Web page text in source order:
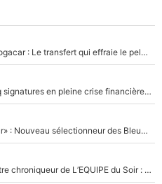
Paul Seixas chez UAE avec Tadej Pogacar : Le transfert qui effraie le peloton, «c’est la pire des choses qui puisse arriver»
Grégory Lorenzi doit renoncer à cinq signatures en pleine crise financière : L’IA propose sept noms à l’OM pour un mercato réussi... à seulement 5M€ !
«Plus grand, je ferai chauffeur-livreur» : Nouveau sélectionneur des Bleus, Zinédine Zidane s’était imaginé un avenir très différent lorsqu'il était enfant
Johan Micoud en conflit avec un autre chroniqueur de L’EQUIPE du Soir : «Pendant un moment, je ne les ai pas remis ensemble dans l'émission»